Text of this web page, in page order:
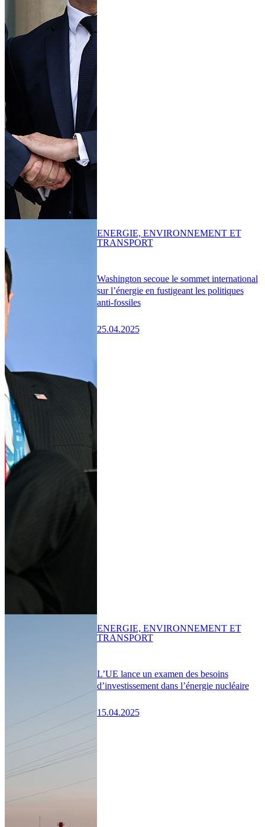
Washington secoue le sommet international
sur l’énergie en fustigeant les politiques
anti-fossiles
25.04.2025
ENERGIE, ENVIRONNEMENT ET
TRANSPORT
L’UE lance un examen des besoins
d’investissement dans l’énergie nucléaire
15.04.2025
ENERGIE, ENVIRONNEMENT ET
TRANSPORT